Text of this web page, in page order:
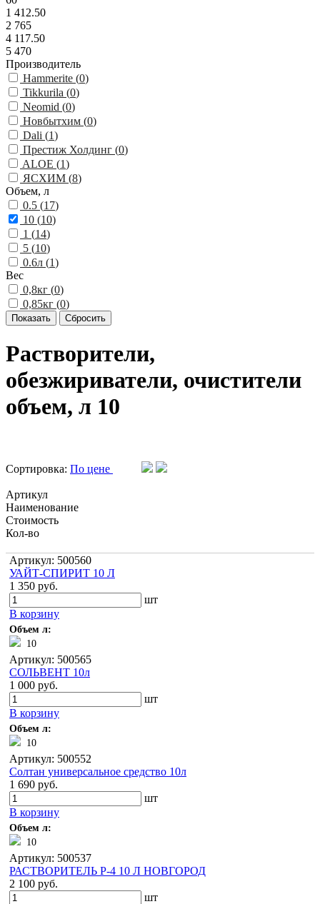
1 412.50
2 765
4 117.50
5 470
Производитель
Hammerite (0)
Tikkurila (0)
Neomid (0)
Новбытхим (0)
Dali (1)
Престиж Холдинг (0)
ALOE (1)
ЯСХИМ (8)
Объем, л
0.5 (17)
10 (10)
1 (14)
5 (10)
0.6л (1)
Вес
0,8кг (0)
0,85кг (0)
Растворители,
обезжириватели, очистители
объем, л 10
Сортировка: По цене
Артикул
Наименование
Стоимость
Кол-во
Артикул: 500560
УАЙТ-СПИРИТ 10 Л
1 350 руб.
шт
В корзину
Объем л:
10
Артикул: 500565
СОЛЬВЕНТ 10л
1 000 руб.
шт
В корзину
Объем л:
10
Артикул: 500552
Солтан универсальное средство 10л
1 690 руб.
шт
В корзину
Объем л:
10
Артикул: 500537
РАСТВОРИТЕЛЬ Р-4 10 Л НОВГОРОД
2 100 руб.
шт